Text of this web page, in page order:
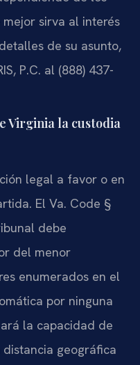
sirva al interés
de su asunto,
P.C. al (888) 437-
Virginia la custodia
legal a favor o en
El Va. Code §
debe
del menor
enumerados en el
por ninguna
la capacidad de
geográfica